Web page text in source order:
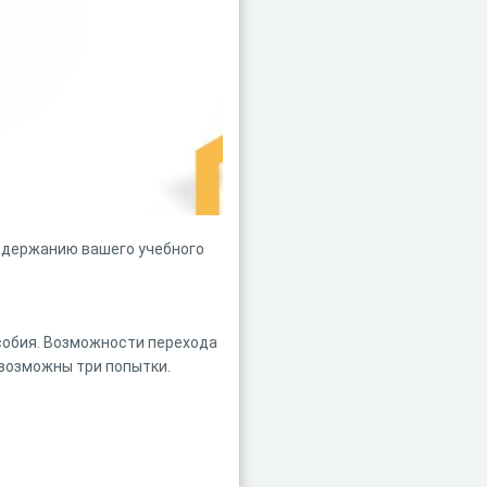
вашего учебного
Возможности перехода
три попытки.